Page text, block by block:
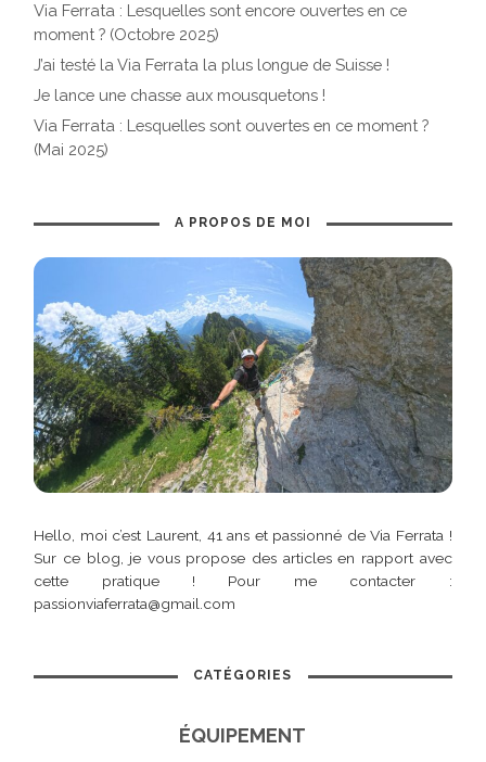
Via Ferrata : Lesquelles sont encore ouvertes en ce
moment ? (Octobre 2025)
J’ai testé la Via Ferrata la plus longue de Suisse !
Je lance une chasse aux mousquetons !
Via Ferrata : Lesquelles sont ouvertes en ce moment ?
(Mai 2025)
A PROPOS DE MOI
Hello, moi c’est Laurent, 41 ans et passionné de Via Ferrata !
Sur ce blog, je vous propose des articles en rapport avec
cette pratique ! Pour me contacter :
passionviaferrata@gmail.com
CATÉGORIES
ÉQUIPEMENT